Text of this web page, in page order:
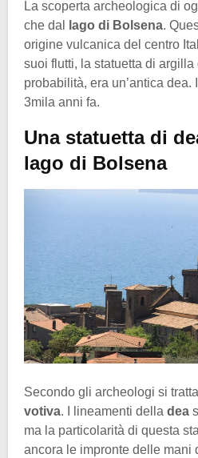
La scoperta archeologica di
che dal
lago di Bolsena.
origine vulcanica del centro
suoi flutti, la statuetta di
probabilità, era un’antica dea.
3mila anni fa.
Una statuetta di
lago di Bolsena
Secondo gli archeologi si
votiva. I lineamenti della dea
ma la particolarità di questa
ancora le impronte delle mani